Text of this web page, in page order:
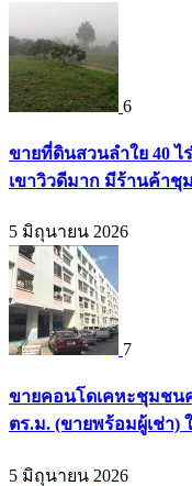
6
ขายที่ดินสวนลำใย 40
เขาวิวดีมาก มีร้านค้าชุ
5 มิถุนายน 2026
7
ขายคอนโดเคหะชุมชน
ตร.ม. (ขายพร้อมผู้เช่า)
5 มิถุนายน 2026